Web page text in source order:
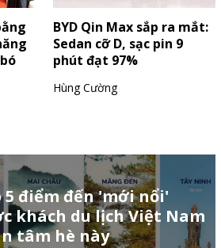
BYD Qin Max sắp ra mắt:
Sedan cỡ D, sạc pin 9
phút đạt 97%
Hùng Cường
5 điểm đến 'mới nổi'
khách du lịch Việt Nam
tâm hè này